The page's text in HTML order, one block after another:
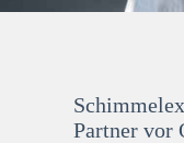
Partner vor